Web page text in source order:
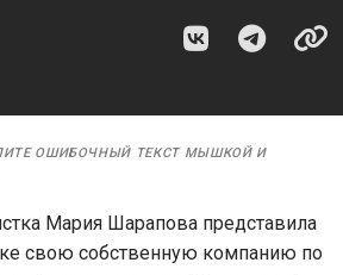
ОШИБОЧНЫЙ ТЕКСТ МЫШКОЙ И
Мария Шарапова представила
свою собственную компанию по